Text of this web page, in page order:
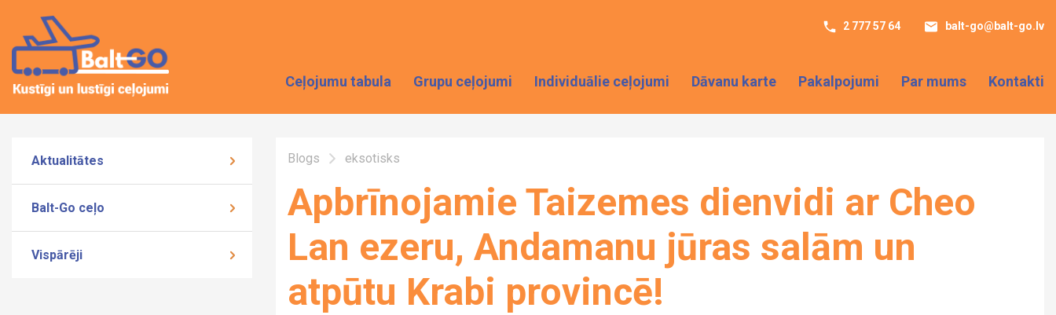
2 777 57 64 balt-go@balt-go.lv
Ceļojumu tabula Grupu ceļojumi Individuālie ceļojumi Dāvanu karte Pakalpojumi Par mums Kontakti
Aktualitātes
Balt-Go ceļo
Vispārēji
Blogs eksotisks
Apbrīnojamie Taizemes dienvidi ar Cheo
Lan ezeru, Andamanu jūras salām un
atpūtu Krabi provincē!